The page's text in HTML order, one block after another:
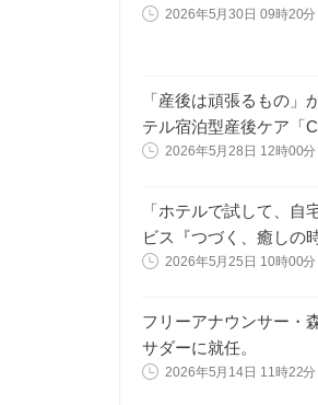
2026年5月30日 09時20分
「産後は頑張るもの
テル宿泊型産後ケア「
2026年5月28日 12時00分
「ホテルで試して、
ビス『つづく、癒しの
2026年5月25日 10時00分
フリーアナウンサー・
サダーに就任。
2026年5月14日 11時22分